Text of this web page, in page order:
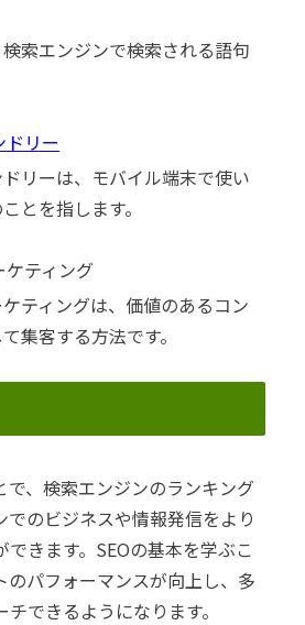
索エンジンで検索される語句
ドリー
リーは、モバイル端末で使い
とを指します。
ケティング
ティングは、価値のあるコン
集客する方法です。
で、検索エンジンのランキング
でのビジネスや情報発信をより
きます。SEOの基本を学ぶこ
のパフォーマンスが向上し、多
できるようになります。